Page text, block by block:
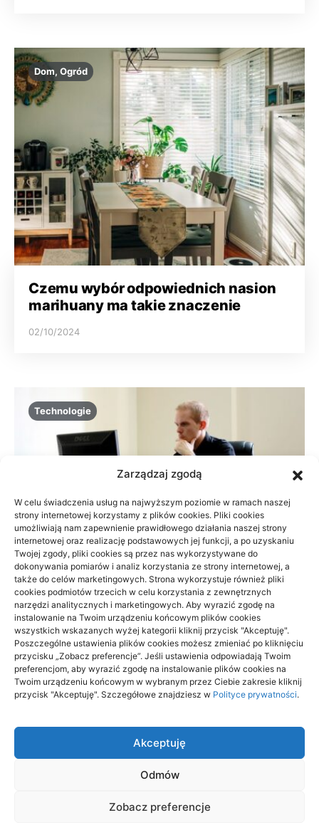
Zarządzaj zgodą
W celu świadczenia usług na najwyższym poziomie w ramach naszej
strony internetowej korzystamy z plików cookies. Pliki cookies
umożliwiają nam zapewnienie prawidłowego działania naszej strony
internetowej oraz realizację podstawowych jej funkcji, a po uzyskaniu
Twojej zgody, pliki cookies są przez nas wykorzystywane do
dokonywania pomiarów i analiz korzystania ze strony internetowej, a
także do celów marketingowych. Strona wykorzystuje również pliki
cookies podmiotów trzecich w celu korzystania z zewnętrznych
narzędzi analitycznych i marketingowych. Aby wyrazić zgodę na
instalowanie na Twoim urządzeniu końcowym plików cookies
wszystkich wskazanych wyżej kategorii kliknij przycisk "Akceptuję".
Poszczególne ustawienia plików cookies możesz zmieniać po kliknięciu
przycisku „Zobacz preferencje”. Jeśli ustawienia odpowiadają Twoim
preferencjom, aby wyrazić zgodę na instalowanie plików cookies na
Twoim urządzeniu końcowym w wybranym przez Ciebie zakresie kliknij
przycisk "Akceptuję". Szczegółowe znajdziesz w Polityce prywatności.
Akceptuję
Odmów
Zobacz preferencje
Dom, Ogród
Czemu wybór odpowiednich nasion
marihuany ma takie znaczenie
02/10/2024
Technologie
Dlaczego reklamowe flagi dobrze się
sprawdzają w promowaniu firmy
24/09/2024
Candelux